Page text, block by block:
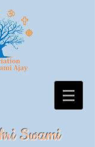
Swami